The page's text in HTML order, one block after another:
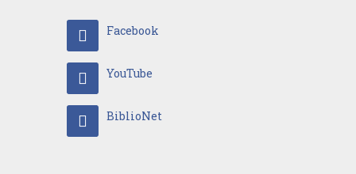
Facebook
YouTube
BiblioNet